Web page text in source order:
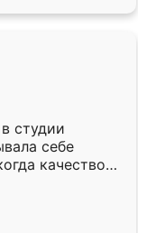
студии
себе
качеством
уже почти